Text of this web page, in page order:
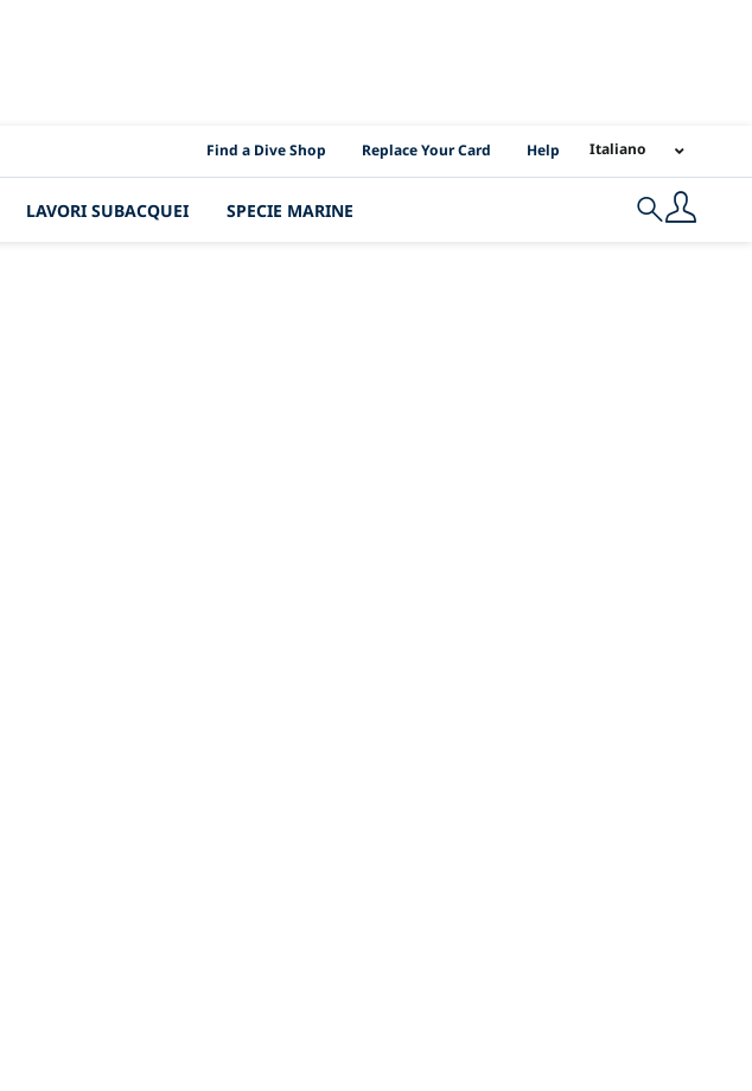
PADI Location Links
Find a Dive Shop Replace Your Card Help Italiano
LAVORI SUBACQUEI SPECIE MARINE Search